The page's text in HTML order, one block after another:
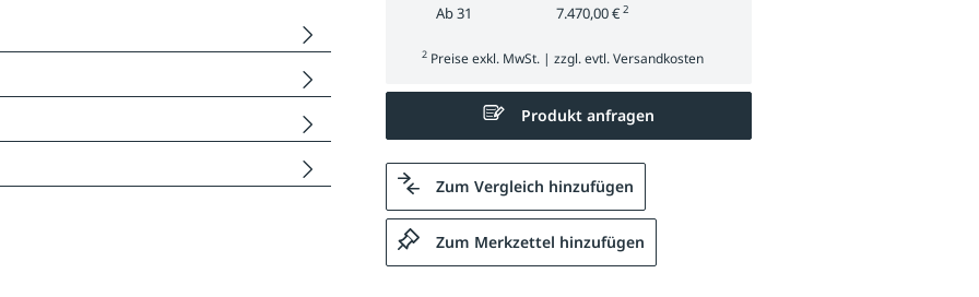
Ab31 7.470,00 € 2
2Preise exkl. MwSt. | zzgl. evtl.Versandkosten
Produkt anfragen
Zum Vergleich hinzufügen
Zum Merkzettel hinzufügen